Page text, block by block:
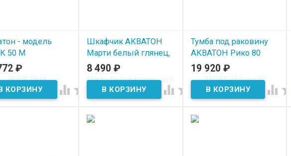
- модель
50 М
₽
 
Шкафчик АКВАТОН
Марти белый глянец,
дуб эндгрейн
В наличии
8 490₽
 
Тумба под раковину
АКВАТОН Рико 80
белый-ясень фабрик
В наличии
19 920 ₽
 